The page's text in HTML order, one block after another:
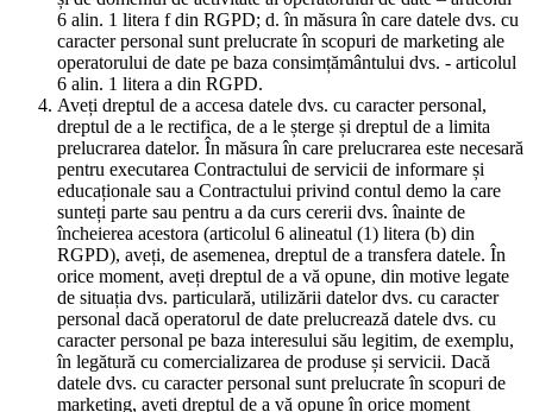
6 alin. 1 litera f din RGPD; d. în măsura în care datele dvs. cu
caracter personal sunt prelucrate în scopuri de marketing ale
operatorului de date pe baza consimțământului dvs. - articolul
6 alin. 1 litera a din RGPD.
Aveți dreptul de a accesa datele dvs. cu caracter personal,
dreptul de a le rectifica, de a le șterge și dreptul de a limita
prelucrarea datelor. În măsura în care prelucrarea este necesară
pentru executarea Contractului de servicii de informare și
educaționale sau a Contractului privind contul demo la care
sunteți parte sau pentru a da curs cererii dvs. înainte de
încheierea acestora (articolul 6 alineatul (1) litera (b) din
RGPD), aveți, de asemenea, dreptul de a transfera datele. În
orice moment, aveți dreptul de a vă opune, din motive legate
de situația dvs. particulară, utilizării datelor dvs. cu caracter
personal dacă operatorul de date prelucrează datele dvs. cu
caracter personal pe baza interesului său legitim, de exemplu,
în legătură cu comercializarea de produse și servicii. Dacă
datele dvs. cu caracter personal sunt prelucrate în scopuri de
marketing, aveți dreptul de a vă opune în orice moment